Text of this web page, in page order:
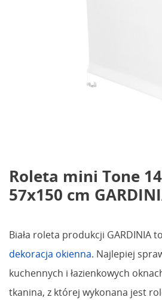
Roleta mini Tone
57x150 cm
Biała roleta produkcji GARDINIA
dekoracja okienna. Najlepiej
kuchennych i łazienkowych
tkanina, z której wykonana jest